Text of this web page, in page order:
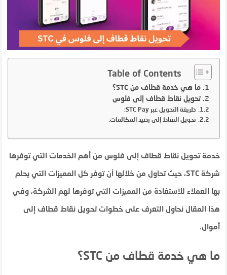
Table of Contents
ما هي خدمة قطاف من STC؟
تحويل نقاط قطاف إلى فلوس
طريقة التحويل عبر STC Pay:
تحويل النقاط إلى رصيد المكالمات:
خدمة تحويل نقاط قطاف إلى فلوس من أهم الخدمات التي توفرها
شركة STC، حيث تحاول من خلالها أن توفر كل المميزات التي يحلم
بها العملاء للاستفادة من المميزات التي توفرها لهم الشركة، وفي
هذا المقال نحاول التعرف على خطوات تحويل نقاط قطاف إلى
أموال.
ما هي خدمة قطاف من STC؟